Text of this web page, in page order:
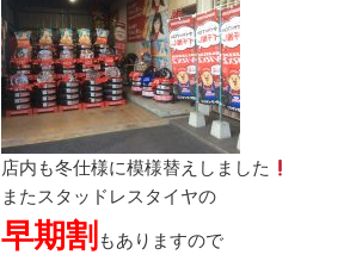
店内も冬仕様に模様替えしました
またスタッドレスタイヤの
早期割 もありますので